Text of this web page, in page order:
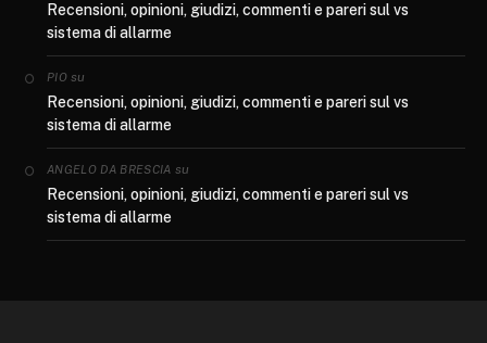
Recensioni, opinioni, giudizi, commenti e pareri sul vs
sistema di allarme
PIO su
Recensioni, opinioni, giudizi, commenti e pareri sul vs
sistema di allarme
ANGELO DA BRESCIA su
Recensioni, opinioni, giudizi, commenti e pareri sul vs
sistema di allarme